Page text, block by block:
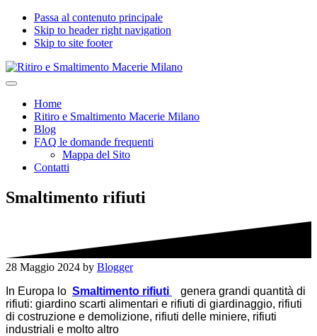
Passa al contenuto principale
Skip to header right navigation
Skip to site footer
Ritiro
Smaltimento
Macerie
Milano
Impresa
seria
certificata
Macerie,
Calcinacci,
Arredi,
Roccie
tutti
i
tipi
di
Menu
Home
Ritiro e Smaltimento Macerie Milano
Blog
FAQ le domande frequenti
Mappa del Sito
Contatti
Smaltimento rifiuti
28 Maggio 2024 by Blogger
In Europa lo Smaltimento rifiuti
genera grandi quantità di
rifiuti: giardino scarti alimentari e rifiuti di giardinaggio, rifiuti
di costruzione e demolizione, rifiuti delle miniere, rifiuti
industriali e molto altro